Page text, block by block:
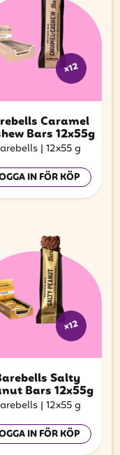
x12
Caramel
Bars 12x55g
| 12x55 g
IN FÖR KÖP
x12
Salty
Bars 12x55g
| 12x55 g
IN FÖR KÖP